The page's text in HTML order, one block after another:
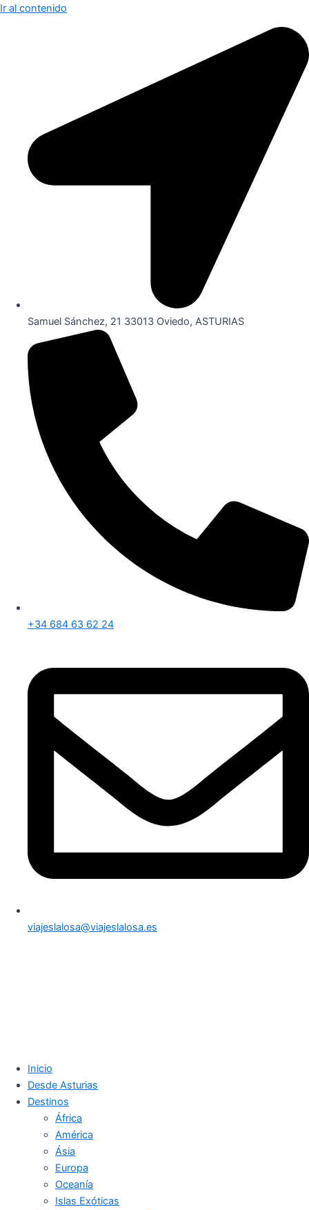
Ir al contenido
Samuel Sánchez, 21 33013 Oviedo, ASTURIAS
+34 684 63 62 24
viajeslalosa@viajeslalosa.es
Inicio
Desde Asturias
Destinos
África
América
Ásia
Europa
Oceanía
Islas Exóticas